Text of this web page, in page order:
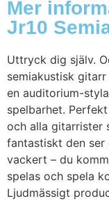
Mer
Jr10
Uttryck dig själv.
semiakustisk
en auditorium-
spelbarhet.
och alla gitarrister
fantastiskt den ser
vackert – du
spelas och spela
Ljudmässigt